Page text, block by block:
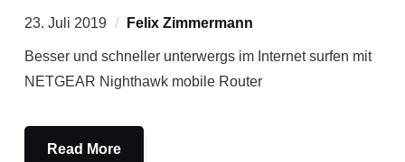
23. Juli 2019 Felix Zimmermann
Besser und schneller unterwergs im Internet surfen mit
NETGEAR Nighthawk mobile Router
Read More